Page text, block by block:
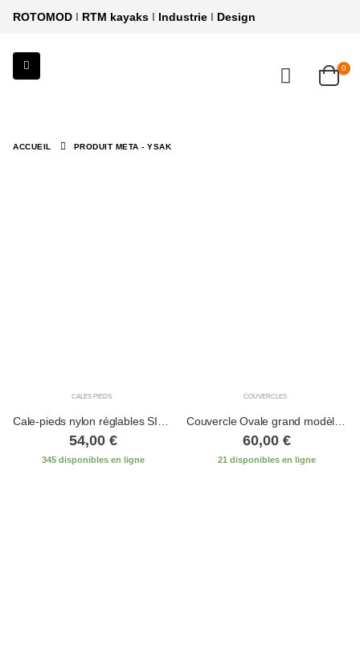
ROTOMOD I RTM kayaks I Industrie I Design
0
ACCUEIL PRODUIT META - YSAK
CALES PIEDS
54,00 €
345 disponibles en ligne
COUVERCLES
60,00 €
21 disponibles en ligne